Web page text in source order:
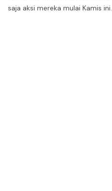
saja aksi mereka mulai Kamis ini.